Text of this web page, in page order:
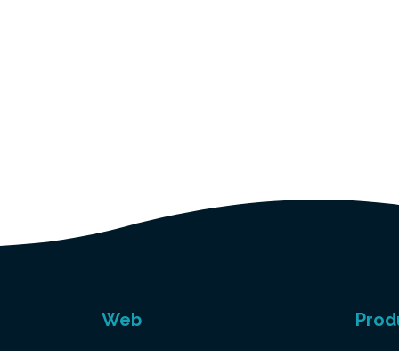
Web